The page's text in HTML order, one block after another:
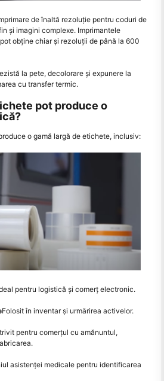
de înaltă rezoluție pentru coduri de
și imagini complexe. Imprimantele
obţine chiar şi rezoluţii de până la 600
la pete, decolorare și expunere la
cu transfer termic.
pot produce o
o gamă largă de etichete, inclusiv:
pentru logistică și comerț electronic.
Folosit în inventar și urmărirea activelor.
pentru comerțul cu amănuntul,
asistenţei medicale pentru identificarea